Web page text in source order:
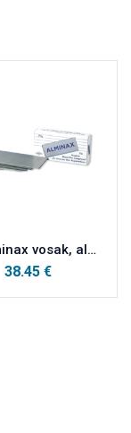
HW Alminax vosak, aluminijski vosak 250g
38.45 €